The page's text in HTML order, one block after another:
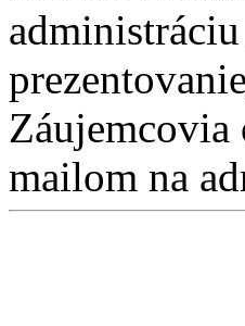
Záujemcovia
mailom na